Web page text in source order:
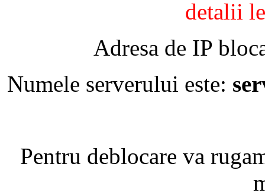
detalii
Adresa de IP
Numele serverului este:
Pentru deblocare va